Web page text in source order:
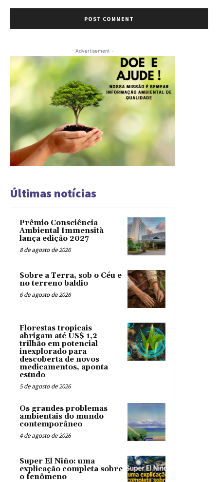
- Advertisement -
Últimas notícias
Prêmio Consciência
Ambiental Immensità
lança edição 2027
8 de agosto de 2026
Sobre a Terra, sob o Céu e
no terreno baldio
6 de agosto de 2026
Florestas tropicais
abrigam até US$ 1,2
trilhão em potencial
inexplorado para
descoberta de novos
medicamentos, aponta
estudo
5 de agosto de 2026
Os grandes problemas
ambientais do mundo
contemporâneo
4 de agosto de 2026
Super El Niño: uma
explicação completa sobre
o fenômeno